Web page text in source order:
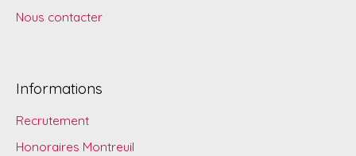
Nous contacter
Informations
Recrutement
Honoraires Montreuil